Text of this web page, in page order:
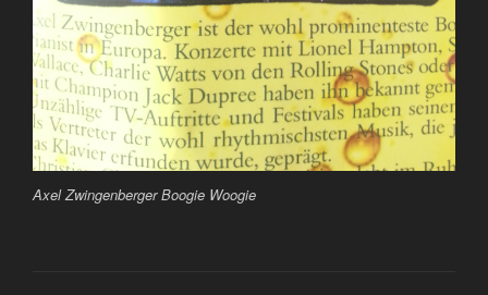
Axel Zwingenberger Boogie Woogie